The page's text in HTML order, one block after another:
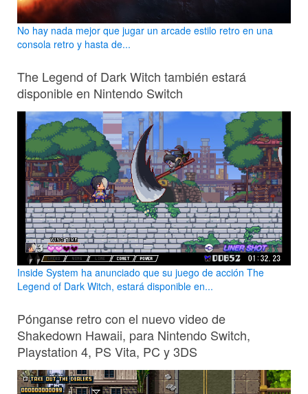
No hay nada mejor que jugar un arcade estilo retro en una
consola retro y hasta de...
The Legend of Dark Witch también estará
disponible en Nintendo Switch
Inside System ha anunciado que su juego de acción The
Legend of Dark Witch, estará disponible en...
Pónganse retro con el nuevo video de
Shakedown Hawaii, para Nintendo Switch,
Playstation 4, PS Vita, PC y 3DS